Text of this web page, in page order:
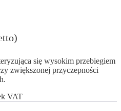
się wysokim przebiegiem
zwiększonej przyczepności
VAT